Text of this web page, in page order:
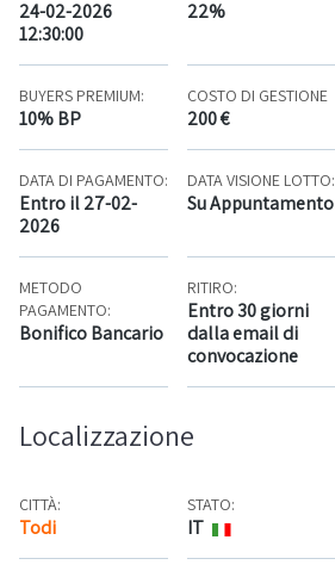
24-02-2026
12:30:00
22%
BUYERS PREMIUM:
10% BP
COSTO DI GESTIONE
200 €
DATA DI PAGAMENTO:
Entro il 27-02-
2026
DATA VISIONE LOTTO:
Su Appuntamento
METODO
PAGAMENTO:
Bonifico Bancario
RITIRO:
Entro 30 giorni
dalla email di
convocazione
Localizzazione
CITTÀ:
Todi Mappa
STATO:
IT